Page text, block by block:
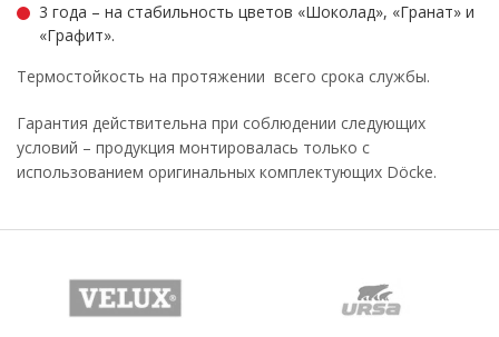
3 года – на стабильность цветов «Шоколад», «Гранат» и
«Графит».
Термостойкость на протяжении всего срока службы.
Гарантия действительна при соблюдении следующих
условий – продукция монтировалась только с
использованием оригинальных комплектующих Döcke.